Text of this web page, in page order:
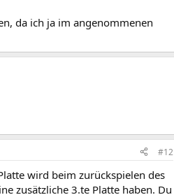
da ich ja im angenommenen
#12
wird beim zurückspielen des
zusätzliche 3.te Platte haben. Du